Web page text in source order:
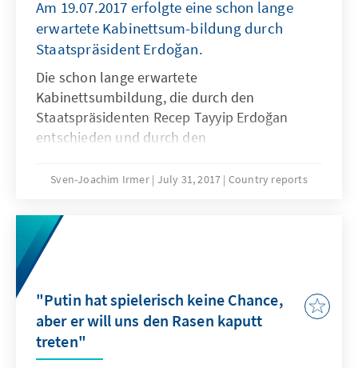
Am 19.07.2017 erfolgte eine schon lange
erwartete Kabinettsum-bildung durch
Staatspräsident Erdoğan.
Die schon lange erwartete
Kabinettsumbildung, die durch den
Staatspräsidenten Recep Tayyip Erdoğan
entschieden und durch den
wurde, brachte einige Überraschungen mit
Sven-Joachim Irmer July 31, 2017 Country reports
"Putin hat spielerisch keine Chance,
aber er will uns den Rasen kaputt
treten"